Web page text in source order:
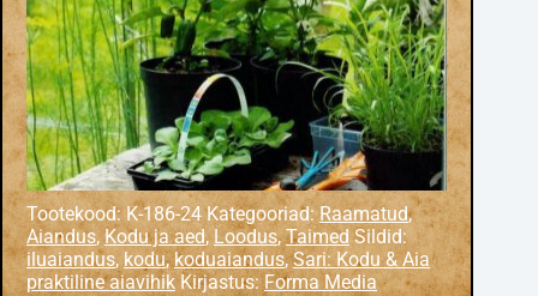
Tootekood: K-186-24 Kategooriad: Raamatud,
Aiandus, Kodu ja aed, Loodus,Taimed Sildid:
iluaiandus, kodu,koduaiandus,Sari: Kodu & Aia
praktiline aiavihik Kirjastus:Forma Media